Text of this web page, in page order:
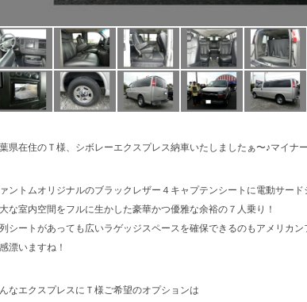
県在住のＴ様、シボレーエクスプレス納車いたしましたぁ〜♪マイナ
ントムオリジナルのブラックレザー４キャプテンシートに電動サード
な室内空間をフルに生かした豪華かつ優雅な余裕の７人乗り！
シートがあっても広いラゲッジスペースを確保できるのもアメリカ
漂いますね！
なエクスプレスにＴ様ご希望のオプションは